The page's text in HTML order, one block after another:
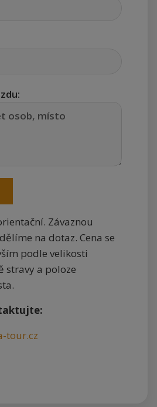
Závaznou
na dotaz. Cena se
podle velikosti
stravy a poloze
tour.cz